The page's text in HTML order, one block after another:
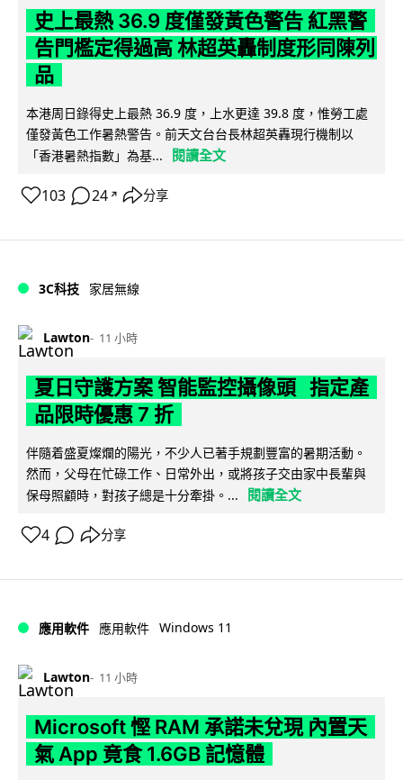
史上最熱 36.9 度僅發黃色警告 紅黑警
告門檻定得過高 林超英轟制度形同陳列
品
本港周日錄得史上最熱 36.9 度，上水更達 39.8 度，惟勞工處
僅發黃色工作暑熱警告。前天文台台長林超英轟現行機制以
「香港暑熱指數」為基...
閱讀全文
103 24 ↗ 分享
3C科技 家居無線
Lawton 11 小時
夏日守護方案 智能監控攝像頭 指定產
品限時優惠 7 折
伴隨着盛夏燦爛的陽光，不少人已著手規劃豐富的暑期活動。
然而，父母在忙碌工作、日常外出，或將孩子交由家中長輩與
保母照顧時，對孩子總是十分牽掛。...
閱讀全文
4 分享
應用軟件 應用軟件 Windows 11
Lawton 11 小時
Microsoft 慳 RAM 承諾未兌現 內置天
氣 App 竟食 1.6GB 記憶體